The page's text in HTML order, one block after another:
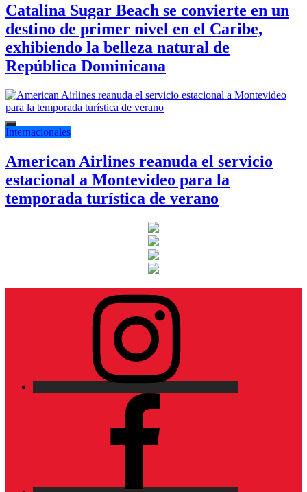
Catalina Sugar Beach se convierte en un
destino de primer nivel en el Caribe,
exhibiendo la belleza natural de
República Dominicana
Internacionales
American Airlines reanuda el servicio
estacional a Montevideo para la
temporada turística de verano